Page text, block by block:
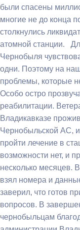
были спасены
многие не до конца
столкнулись
атомной станции.
Чернобыля
одни. Поэтому на
проблемы, которые
Особо остро
реабилитации.
Владикавказе
Чернобыльской АС,
пройти лечение в
возможности нет, и
несколько месяцев.
взял номера и
заверил, что готов
вопросов. В
чернобыльцам